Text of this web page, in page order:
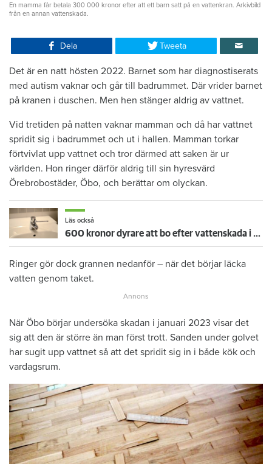
En mamma får betala 300 000 kronor efter att ett barn satt på en vattenkran. Arkivbild
från en annan vattenskada.
Dela Tweeta
Det är en natt hösten 2022. Barnet som har diagnostiserats
med autism vaknar och går till badrummet. Där vrider barnet
på kranen i duschen. Men hen stänger aldrig av vattnet.
Vid tretiden på natten vaknar mamman och då har vattnet
spridit sig i badrummet och ut i hallen. Mamman torkar
förtvivlat upp vattnet och tror därmed att saken är ur
världen. Hon ringer därför aldrig till sin hyresvärd
Örebrobostäder, Öbo, och berättar om olyckan.
Läs också
600 kronor dyrare att bo efter vattenskada i Varberg
Ringer gör dock grannen nedanför – när det börjar läcka
vatten genom taket.
När Öbo börjar undersöka skadan i januari 2023 visar det
sig att den är större än man först trott. Sanden under golvet
har sugit upp vattnet så att det spridit sig in i både kök och
vardagsrum.